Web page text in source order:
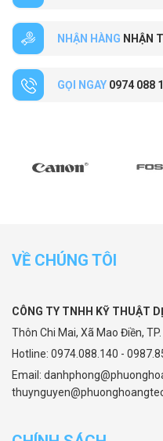
NHẬN HÀNG NHẬN
GỌI NGAY 0974 088
VỀ CHÚNG TÔI
CÔNG TY TNHH KỸ THUẬT
Thôn Chi Mai, Xã Mao Điền,
Hotline: 0974.088.140 -
Email: